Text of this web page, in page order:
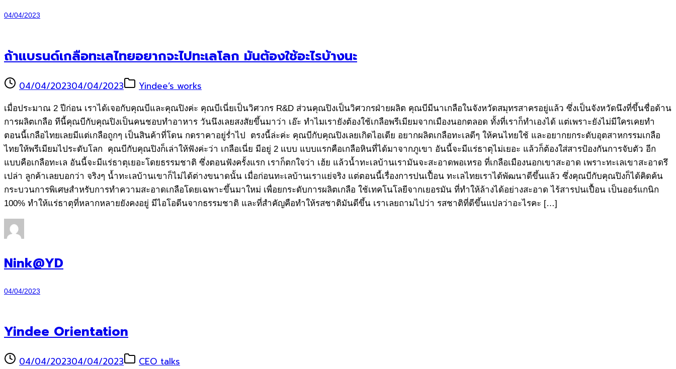
04/04/2023
ถ้าแบรนด์เกลือทะเลไทยอยากจะไปทะเลโลก มันต้องใช้อะไรบ้างนะ
04/04/202304/04/2023 Yindee’s works
เมื่อประมาณ 2 ปีก่อน เราได้เจอกับคุณบีและคุณปิงค่ะ คุณบีเนี่ยเป็นวิศวกร R&D ส่วนคุณปิงเป็นวิศวกรฝ่ายผลิต คุณบีมีนาเกลือในจังหวัดสมุทรสาครอยู่แล้ว ซึ่งเป็นจังหวัดนึงที่ขึ้นชื่อด้าน
การผลิตเกลือ ทีนี้คุณบีกับคุณปิงเป็นคนชอบทำอาหาร วันนึงเลยสงสัยขึ้นมาว่า เอ๊ะ ทำไมเรายังต้องใช้เกลือพรีเมียมจากเมืองนอกตลอด ทั้งที่เราก็ทำเองได้ แต่เพราะยังไม่มีใครเคยทำ
ตอนนี้เกลือไทยเลยมีแต่เกลือถูกๆ เป็นสินค้าที่โดน กดราคาอยู่ร่ำไป ตรงนี้ล่ะค่ะ คุณบีกับคุณปิงเลยเกิดไอเดีย อยากผลิตเกลือทะเลดีๆ ให้คนไทยใช้ และอยากยกระดับอุตสาหกรรมเกลือ
ไทยให้พรีเมียมไประดับโลก คุณบีกับคุณปิงก็เล่าให้ฟังค่ะว่า เกลือเนี่ย มีอยู่ 2 แบบ แบบแรกคือเกลือหินที่ได้มาจากภูเขา อันนี้จะมีแร่ธาตุไม่เยอะ แล้วก็ต้องใส่สารป้องกันการจับตัว อีก
แบบคือเกลือทะเล อันนี้จะมีแร่ธาตุเยอะโดยธรรมชาติ ซึ่งตอนฟังครั้งแรก เราก็ตกใจว่า เฮ้ย แล้วน้ำทะเลบ้านเรามันจะสะอาดพอเหรอ ที่เกลือเมืองนอกเขาสะอาด เพราะทะเลเขาสะอาดรึ
เปล่า ลูกค้าเลยบอกว่า จริงๆ น้ำทะเลบ้านเขาก็ไม่ได้ต่างขนาดนั้น เมื่อก่อนทะเลบ้านเราแย่จริง แต่ตอนนี้เรื่องการปนเปื้อน ทะเลไทยเราได้พัฒนาดีขึ้นแล้ว ซึ่งคุณบีกับคุณปิงก็ได้คิดค้น
กระบวนการพิเศษสำหรับการทำความสะอาดเกลือโดยเฉพาะขึ้นมาใหม่ เพื่อยกระดับการผลิตเกลือ ใช้เทคโนโลยีจากเยอรมัน ที่ทำให้ล้างได้อย่างสะอาด ไร้สารปนเปื้อน เป็นออร์แกนิก
100% ทำให้แร่ธาตุที่หลากหลายยังคงอยู่ มีไอโอดีนจากธรรมชาติ และที่สำคัญคือทำให้รสชาติมันดีขึ้น เราเลยถามไปว่า รสชาติที่ดีขึ้นแปลว่าอะไรคะ […]
Nink@YD
04/04/2023
Yindee Orientation
04/04/202304/04/2023 CEO talks